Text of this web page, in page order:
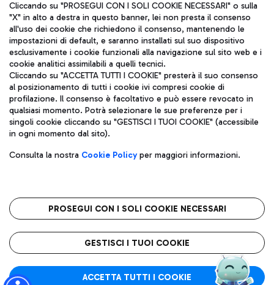
Aeroporti di Roma S.p.A. - Società soggetta a direzione e
coordinamento di Mundys S.p.A.
Codice fiscale e Registro delle Imprese di Roma 13032990155 P.
IVA 06572251004
Capitale sociale 62.224.743,00 int. vers.
Sede legale: Via Pier Paolo Racchetti 1 - 00054 Fiumicino (RM)
telefono +39 06 65951
Privacy policy
Note legali
Roma FCO
L'aeroporto stellato
Cliccando su "PROSEGUI CON I SOLI COOKIE NECESSARI" o sulla
"X" in alto a destra in questo banner, lei non presta il consenso
all'uso dei cookie che richiedono il consenso, mantenendo le
impostazioni di default, e saranno installati sul suo dispositivo
esclusivamente i cookie funzionali alla navigazione sul sito web e i
cookie analitici assimilabili a quelli tecnici.
Cliccando su "ACCETTA TUTTI I COOKIE" presterà il suo consenso
al posizionamento di tutti i cookie ivi compresi cookie di
profilazione. Il consenso è facoltativo e può essere revocato in
qualsiasi momento. Potrà selezionare le sue preferenze per i
singoli cookie cliccando su "GESTISCI I TUOI COOKIE" (accessibile
in ogni momento dal sito).
Consulta la nostra Cookie Policyper maggiori informazioni.
PROSEGUI CON I SOLI COOKIE NECESSARI
GESTISCI I TUOI COOKIE
ACCETTA TUTTI I COOKIE